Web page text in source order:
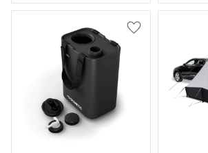
Lägg till i favoriter